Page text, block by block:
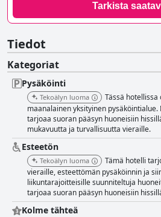
Tarkista
Tiedot
Kategoriat
Pysäköinti
Tekoälyn luoma
Tässä hotellissa
maanalainen yksityinen
tarjoaa suoran pääsyn huoneisiin
mukavuutta ja turvallisuutta vieraille.
Esteetön
Tekoälyn luoma
Tämä hotelli
vieraille, esteettömän pysäköinnin ja
liikuntarajoitteisille suunniteltuja
tarjoaa suoran pääsyn huoneisiin
Kolme tähteä